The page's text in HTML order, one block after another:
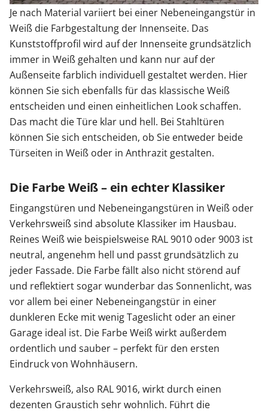
Je nach Material variiert bei einer Nebeneingangstür in
Weiß die Farbgestaltung der Innenseite. Das
Kunststoffprofil wird auf der Innenseite grundsätzlich
immer in Weiß gehalten und kann nur auf der
Außenseite farblich individuell gestaltet werden. Hier
können Sie sich ebenfalls für das klassische Weiß
entscheiden und einen einheitlichen Look schaffen.
Das macht die Türe klar und hell. Bei Stahltüren
können Sie sich entscheiden, ob Sie entweder beide
Türseiten in Weiß oder in Anthrazit gestalten.
Die Farbe Weiß – ein echter Klassiker
Eingangstüren und Nebeneingangstüren in Weiß oder
Verkehrsweiß sind absolute Klassiker im Hausbau.
Reines Weiß wie beispielsweise RAL 9010 oder 9003 ist
neutral, angenehm hell und passt grundsätzlich zu
jeder Fassade. Die Farbe fällt also nicht störend auf
und reflektiert sogar wunderbar das Sonnenlicht, was
vor allem bei einer Nebeneingangstür in einer
dunkleren Ecke mit wenig Tageslicht oder an einer
Garage ideal ist. Die Farbe Weiß wirkt außerdem
ordentlich und sauber – perfekt für den ersten
Eindruck von Wohnhäusern.
Verkehrsweiß, also RAL 9016, wirkt durch einen
dezenten Graustich sehr wohnlich. Führt die